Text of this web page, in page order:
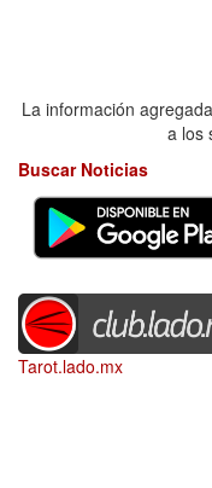
La información
a los
Buscar Noticias
Tarot.lado.mx